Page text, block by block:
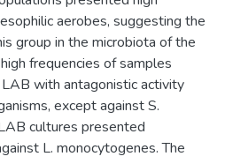
aerobes, suggesting the
group in the microbiota of the
frequencies of samples
with antagonistic activity
except against S.
cultures presented
L. monocytogenes. The